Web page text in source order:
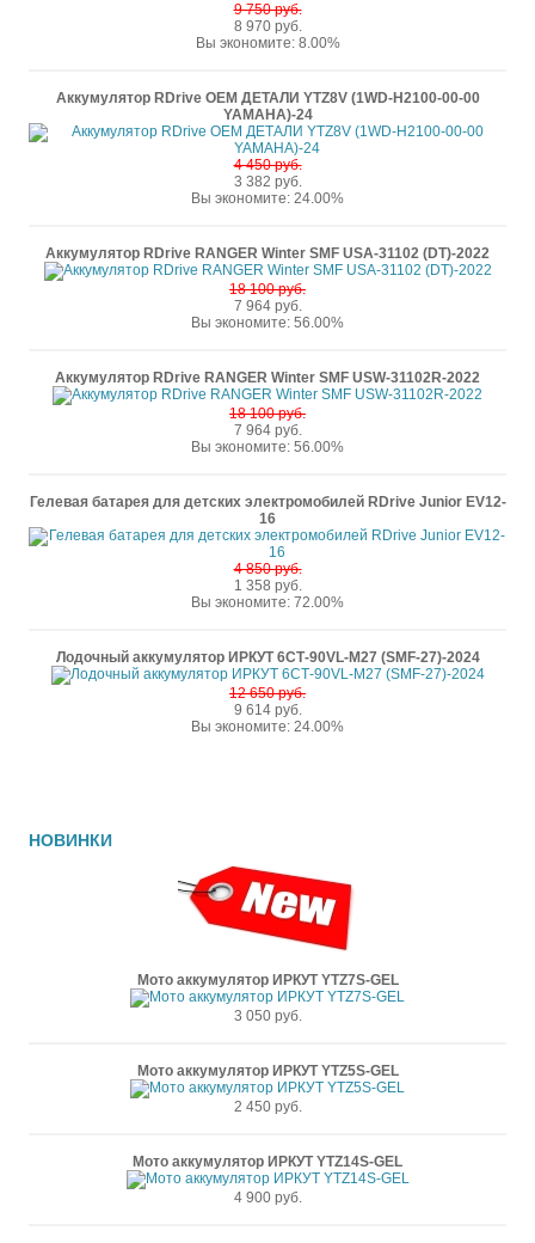
9 750 руб.
8 970 руб.
Вы экономите: 8.00%
Аккумулятор RDrive OEM ДЕТАЛИ YTZ8V (1WD-H2100-00-00
YAMAHA)-24
4 450 руб.
3 382 руб.
Вы экономите: 24.00%
Аккумулятор RDrive RANGER Winter SMF USA-31102 (DT)-2022
18 100 руб.
7 964 руб.
Вы экономите: 56.00%
Аккумулятор RDrive RANGER Winter SMF USW-31102R-2022
18 100 руб.
7 964 руб.
Вы экономите: 56.00%
Гелевая батарея для детских электромобилей RDrive Junior EV12-
16
4 850 руб.
1 358 руб.
Вы экономите: 72.00%
Лодочный аккумулятор ИРКУТ 6СТ-90VL-M27 (SMF-27)-2024
12 650 руб.
9 614 руб.
Вы экономите: 24.00%
НОВИНКИ
Мото аккумулятор ИРКУТ YTZ7S-GEL
3 050 руб.
Мото аккумулятор ИРКУТ YTZ5S-GEL
2 450 руб.
Мото аккумулятор ИРКУТ YTZ14S-GEL
4 900 руб.